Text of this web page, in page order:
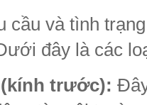
cầu và tình
đây là các
trước):